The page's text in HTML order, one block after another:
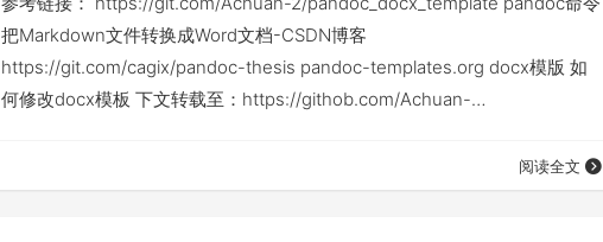
把Markdown文件转换成Word文档-CSDN博客
https://git.com/cagix/pandoc-thesis pandoc-templates.org docx模版 如
何修改docx模板 下文转载至：https://githob.com/Achuan-
阅读全文